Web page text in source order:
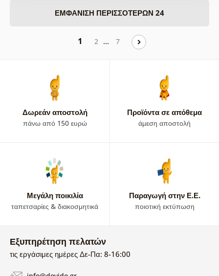
ΕΜΦΆΝΙΣΗ ΠΕΡΙΣΣΌΤΕΡΩΝ 24
1 2 … 7
Δωρεάν αποστολή
πάνω από 150 ευρώ
Προϊόντα σε απόθεμα
άμεση αποστολή
Μεγάλη ποικιλία
ταπετσαρίες & διακοσμητικά
Παραγωγή στην Ε.Ε.
ποιοτική εκτύπωση
Εξυπηρέτηση πελατών
τις εργάσιμες ημέρες Δε-Πα: 8-16:00